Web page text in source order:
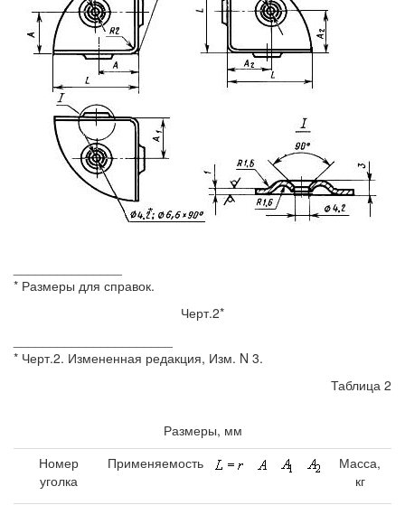
* Размеры для справок.
Черт.2*
* Черт.2. Измененная редакция, Изм. N 3.
Таблица 2
Размеры, мм
Номер
уголка
Применяемость
Масса,
кг